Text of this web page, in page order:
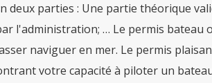
deux parties : Une partie théorique
l'administration; … Le permis bateau
naviguer en mer. Le permis
votre capacité à piloter un